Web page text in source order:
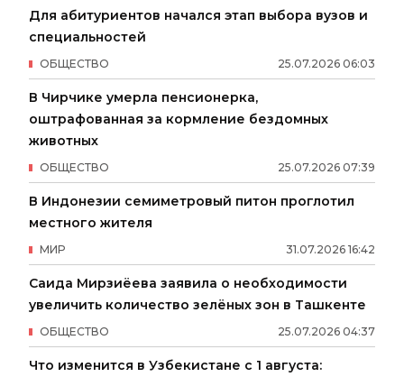
Для абитуриентов начался этап выбора вузов и
специальностей
25.07.2026 06:03
ОБЩЕСТВО
В Чирчике умерла пенсионерка,
оштрафованная за кормление бездомных
животных
25.07.2026 07:39
ОБЩЕСТВО
В Индонезии семиметровый питон проглотил
местного жителя
31.07.2026 16:42
МИР
Саида Мирзиёева заявила о необходимости
увеличить количество зелёных зон в Ташкенте
25.07.2026 04:37
ОБЩЕСТВО
Что изменится в Узбекистане с 1 августа: